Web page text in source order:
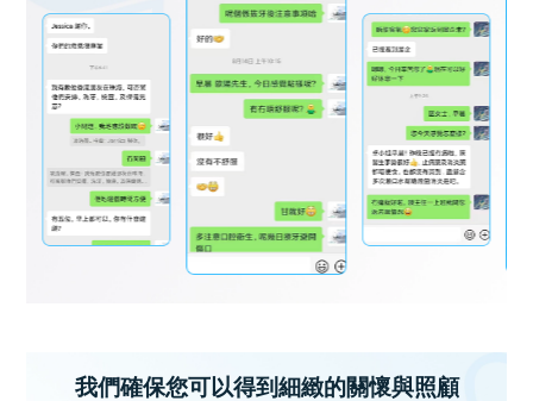
我們確保您可以得到細緻的關懷與照顧